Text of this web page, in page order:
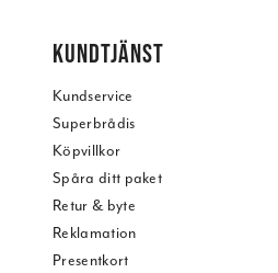
KUNDTJÄNST
Kundservice
Superbrådis
Köpvillkor
Spåra ditt paket
Retur & byte
Reklamation
Presentkort